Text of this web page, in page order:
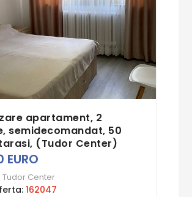
apartament, 2
semidecomandat, 50
(Tudor Center)
Tudor Center
162047